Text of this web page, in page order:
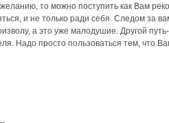
то можно поступить как Вам
и не только ради себя. Следом за
а это уже малодушие. Другой
Надо просто пользоваться тем, что